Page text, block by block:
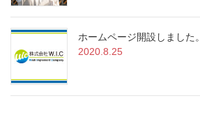
ホームページ開設しました。
2020.8.25